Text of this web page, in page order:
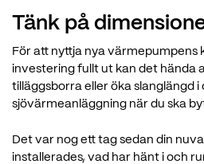
Tänk på
För att nyttja nya värmepumpens
investering fullt ut kan det hända
tilläggsborra eller öka slanglängd i
sjövärmeanläggning när du ska
Det var nog ett tag sedan din
installerades, vad har hänt i och